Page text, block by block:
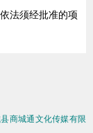
法须经批准的项
商城通文化传媒有限